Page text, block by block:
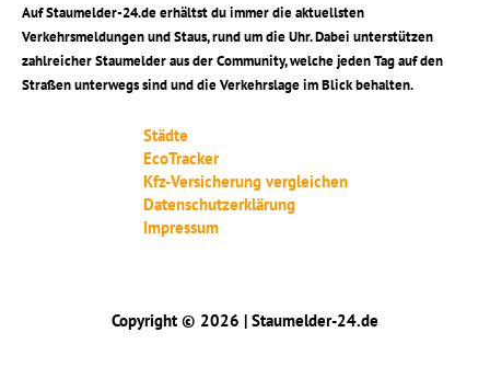
Auf Staumelder-24.de erhältst du immer die aktuellsten
Verkehrsmeldungen und Staus, rund um die Uhr. Dabei unterstützen
zahlreicher Staumelder aus der Community, welche jeden Tag auf den
Straßen unterwegs sind und die Verkehrslage im Blick behalten.
Städte
EcoTracker
Kfz-Versicherung vergleichen
Datenschutzerklärung
Impressum
Copyright © 2026 | Staumelder-24.de